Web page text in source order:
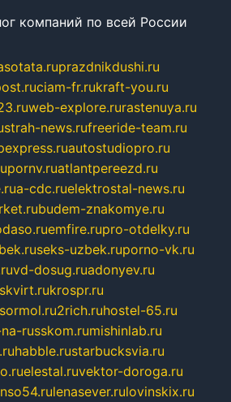
компаний по всей России
prazdnikdushi.ru
ciam-fr.rukraft-you.ru
web-explore.rurastenuya.ru
strah-news.rufreeride-team.ru
autostudiopro.ru
pornv.ruatlantpereezd.ru
a-cdc.ruelektrostal-news.ru
budem-znakomye.ru
emfire.rupro-otdelky.ru
seks-uzbek.ruporno-vk.ru
vd-dosug.ruadonyev.ru
krospr.ru
sormol.ru2rich.ruhostel-65.ru
russkom.rumishinlab.ru
habble.rustarbucksvia.ru
elestal.ruvektor-doroga.ru
lenasever.rulovinskix.ru